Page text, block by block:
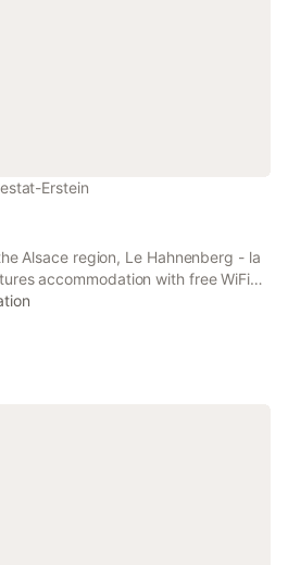
Erstein
Alsace region, Le Hahnenberg - la
accommodation with free WiFi